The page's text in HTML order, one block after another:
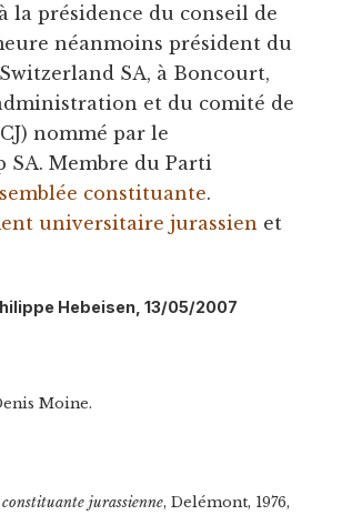
la présidence du conseil de
néanmoins président du
SA, à Boncourt,
et du comité de
nommé par le
Membre du Parti
constituante.
universitaire jurassien et
Hebeisen, 13/05/2007
Moine.
constituante jurassienne, Delémont, 1976,